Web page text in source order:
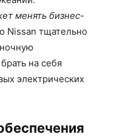
менять бизнес-
Nissan тщательно
на себя
электрических